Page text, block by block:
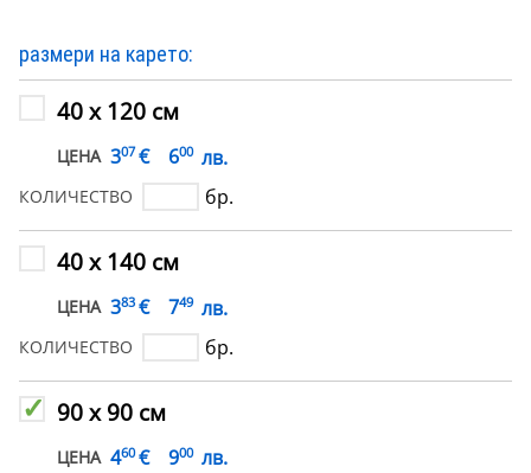
размери на карето:
40 х 120 см
ЦЕНА 307 € 600 лв.
КОЛИЧЕСТВО бр.
40 х 140 см
ЦЕНА 383 € 749 лв.
КОЛИЧЕСТВО бр.
90 х 90 см
ЦЕНА 460 € 900 лв.